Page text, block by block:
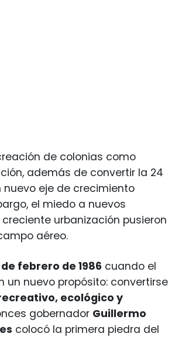
de colonias como
además de convertir la 24
nuevo eje de crecimiento
el miedo a nuevos
urbanización pusieron
aéreo.
de febrero de 1986 cuando el
un nuevo propósito: convertirse
ecológico y
gobernador Guillermo
colocó la primera piedra del